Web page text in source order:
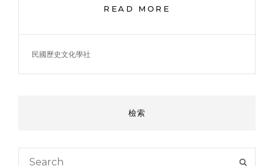
READ MORE
歷
化
TAGS
民國歷史文化學社
檢索
Search